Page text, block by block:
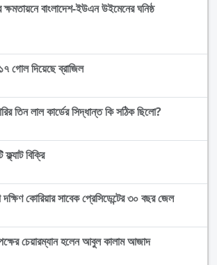
বাংলাদেশ-ইউএন উইমেনের ঘনিষ্ঠ
গোল দিয়েছে ব্রাজিল
তিন লাল কার্ডের সিদ্ধান্ত কি সঠিক ছিলো?
বিক্রি
দক্ষিণ কোরিয়ার সাবেক প্রেসিডেন্টের ৩০ বছর জেল
চেয়ারম্যান হলেন আবুল কালাম আজাদ